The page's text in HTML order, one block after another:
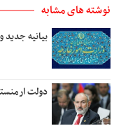
نوشته های مشابه
بیانیه
دولت